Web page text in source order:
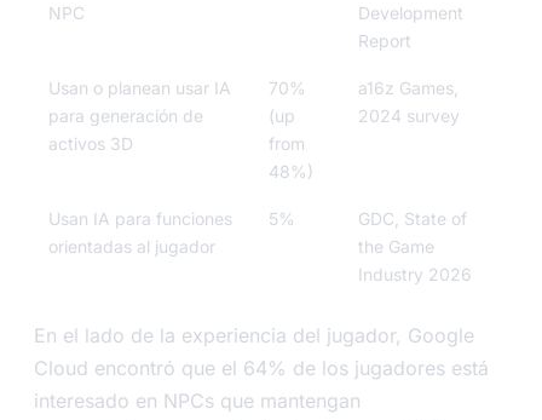
NPC
Development
Report
Usan o planean usar IA
para generación de
activos 3D
70%
(up
from
48%)
a16z Games,
2024 survey
Usan IA para funciones
orientadas al jugador
5%
GDC, State of
the Game
Industry 2026
En el lado de la experiencia del jugador, Google
Cloud encontró que el 64% de los jugadores está
interesado en NPCs que mantengan